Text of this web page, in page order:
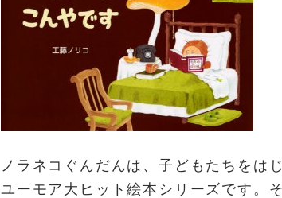
ノラネコぐんだんは、子どもたちをは
ユーモア大ヒット絵本シリーズです。